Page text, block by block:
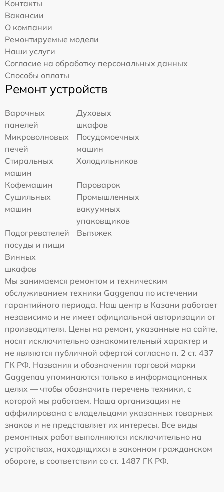
Контакты
Вакансии
О компании
Ремонтируемые модели
Наши услуги
Согласие на обработку персональных данных
Способы оплаты
Ремонт устройств
Варочных
панелей
Духовых
шкафов
Микроволновых
печей
Посудомоечных
машин
Стиральных
машин
Холодильников
Кофемашин
Пароварок
Сушильных
машин
Промышленных
вакуумных
упаковщиков
Подогревателей
посуды и пищи
Вытяжек
Винных
шкафов
Мы занимаемся ремонтом и техническим
обслуживанием техники Gaggenau по истечении
гарантийного периода. Наш центр в Казани работает
независимо и не имеет официальной авторизации от
производителя. Цены на ремонт, указанные на сайте,
носят исключительно ознакомительный характер и
не являются публичной офертой согласно п. 2 ст. 437
ГК РФ. Названия и обозначения торговой марки
Gaggenau упоминаются только в информационных
целях — чтобы обозначить перечень техники, с
которой мы работаем. Наша организация не
аффилирована с владельцами указанных товарных
знаков и не представляет их интересы. Все виды
ремонтных работ выполняются исключительно на
устройствах, находящихся в законном гражданском
обороте, в соответствии со ст. 1487 ГК РФ.